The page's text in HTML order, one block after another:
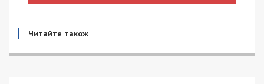
Читайте також